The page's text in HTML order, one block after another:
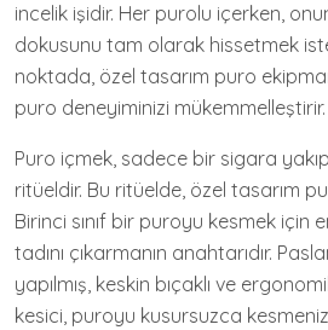
incelik işidir. Her purolu içerken,
dokusunu tam olarak hissetmek
noktada, özel tasarım puro
puro deneyiminizi mükemmelleştirir.
Puro içmek, sadece bir sigara
ritüeldir. Bu ritüelde, özel tasarım
Birinci sınıf bir puroyu kesmek için
tadını çıkarmanın anahtarıdır.
yapılmış, keskin bıçaklı ve
kesici, puroyu kusursuzca